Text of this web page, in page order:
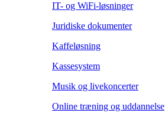
IT- og WiFi-løsninger
Juridiske dokumenter
Kaffeløsning
Kassesystem
Musik og livekoncerter
Online træning og uddannelse